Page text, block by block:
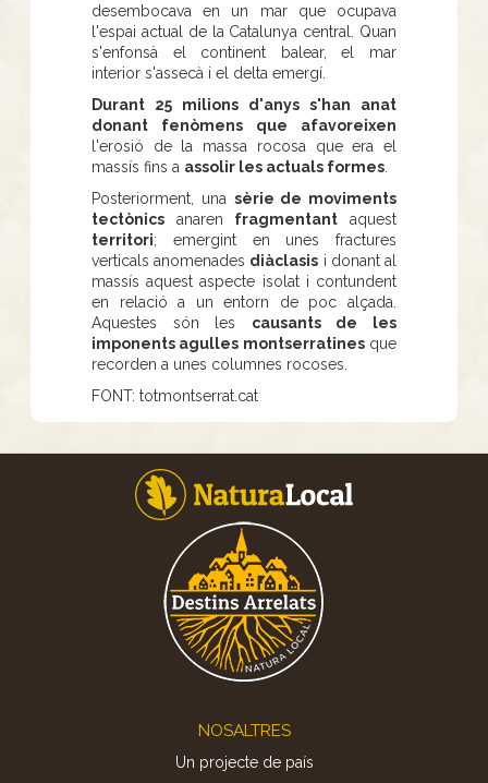
desembocava en un mar que ocupava
l'espai actual de la Catalunya central. Quan
s'enfonsà el continent balear, el mar
interior s'assecà i el delta emergí.
Durant 25 milions d'anys s'han anat
donant fenòmens que afavoreixen
l'erosió de la massa rocosa que era el
massís fins a assolir les actuals formes
Posteriorment, una sèrie de moviments
tectònics anaren fragmentant aquest
territori; emergint en unes fractures
verticals anomenades diàclasis i donant al
massís aquest aspecte isolat i contundent
en relació a un entorn de poc alçada.
Aquestes són les causants de les
imponents agulles montserratinesque
recorden a unes columnes rocoses.
FONT: totmontserrat.cat
NOSALTRES
Un projecte de país